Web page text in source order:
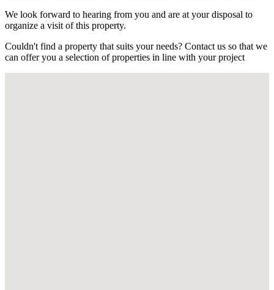
We look forward to hearing from you and are at your disposal to
organize a visit of this property.
Couldn't find a property that suits your needs? Contact us so that we
can offer you a selection of properties in line with your project